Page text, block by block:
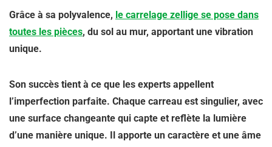
Grâce à sa polyvalence, le carrelage zellige se pose dans
toutes les pièces, du sol au mur, apportant une vibration
unique.
Son succès tient à ce que les experts appellent
l’imperfection parfaite. Chaque carreau est singulier, avec
une surface changeante qui capte et reflète la lumière
d’une manière unique. Il apporte un caractère et une âme